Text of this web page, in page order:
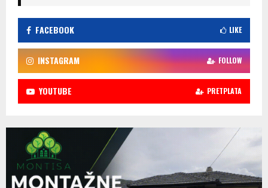
FACEBOOK LIKE
INSTAGRAM FOLLOW
YOUTUBE PRETPLATA